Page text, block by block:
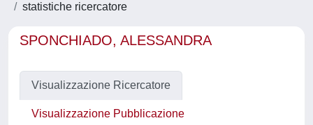
statistiche ricercatore
SPONCHIADO, ALESSANDRA
Visualizzazione Ricercatore
Visualizzazione Pubblicazione